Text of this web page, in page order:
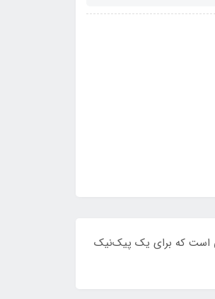
است که برای یک پیک‌نیک